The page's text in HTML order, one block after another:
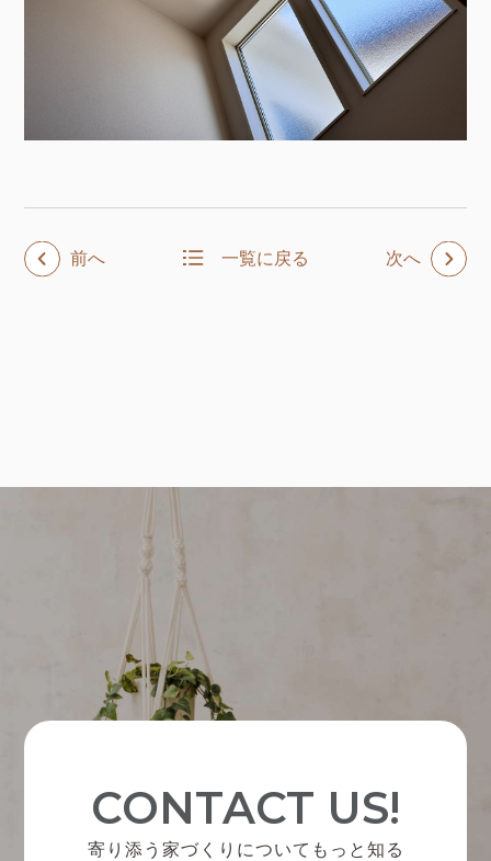
前へ 一覧に戻る 次へ
CONTACT US!
寄り添う家づくりについてもっと知る